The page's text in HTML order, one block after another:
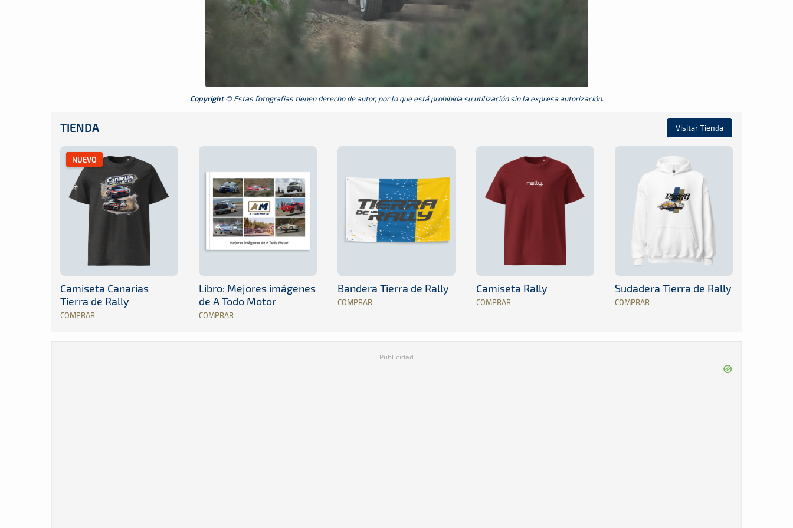
Copyright© Estas fotografias tienen derecho de autor, por lo que está prohibida su utilización sin la expresa autorización.
TIENDA Visitar Tienda
NUEVO
Camiseta Canarias
Tierra de Rally
COMPRAR
Libro: Mejores imágenes
de A Todo Motor
COMPRAR
Bandera Tierra de Rally
COMPRAR
Camiseta Rally
COMPRAR
Sudadera Tierra de Rally
COMPRAR
Publicidad